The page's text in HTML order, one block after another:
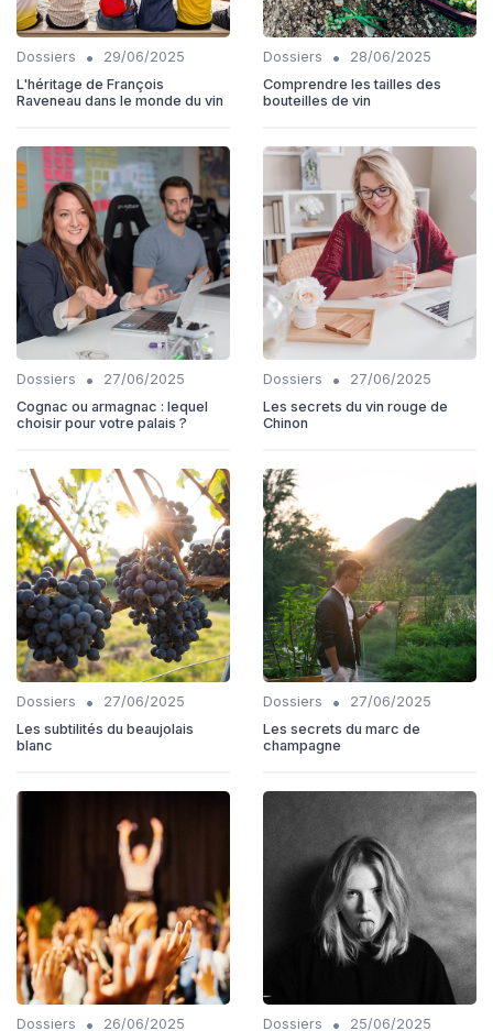
Dossiers •
29/06/2025
L'héritage de François
Raveneau dans le monde du vin
Dossiers •
28/06/2025
Comprendre les tailles des
bouteilles de vin
Dossiers •
27/06/2025
Cognac ou armagnac : lequel
choisir pour votre palais ?
Dossiers •
27/06/2025
Les secrets du vin rouge de
Chinon
Dossiers •
27/06/2025
Les subtilités du beaujolais
blanc
Dossiers •
27/06/2025
Les secrets du marc de
champagne
Dossiers •
26/06/2025
Dossiers •
25/06/2025